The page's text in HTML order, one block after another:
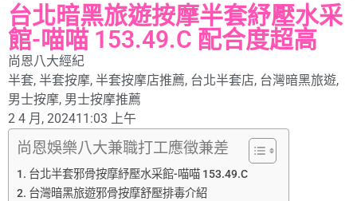
台北暗黑旅遊按摩半套紓壓水采
館-喵喵 153.49.C 配合度超高
尚恩八大經紀
半套, 半套按摩, 半套按摩店推薦, 台北半套店, 台灣暗黑旅遊,
男士按摩, 男士按摩推薦
2 4 月, 202411:03 上午
尚恩娛樂八大兼職打工應徵兼差
台北半套邪骨按摩紓壓水采館-喵喵 153.49.C
台灣暗黑旅遊邪骨按摩舒壓排毒介紹